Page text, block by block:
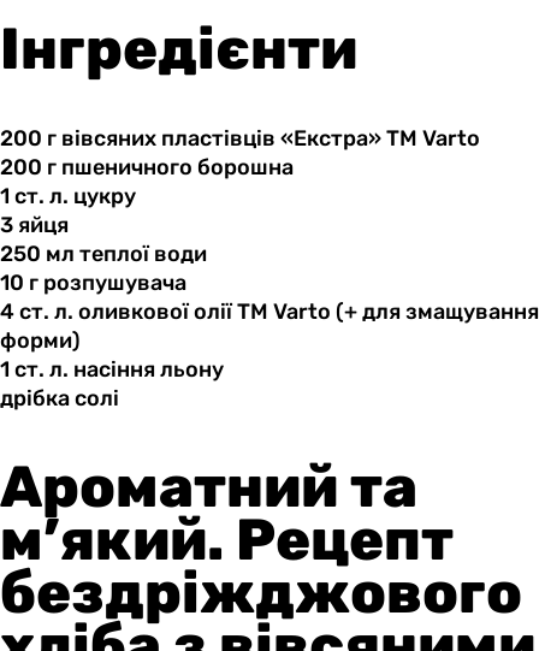
Інгредієнти
200 г вівсяних пластівців «Екстра» ТМ Varto
200 г пшеничного борошна
1 ст. л. цукру
3 яйця
250 мл теплоїводи
10 г розпушувача
4 ст. л. оливкової олії ТМ Varto (+ для змащування
форми)
1 ст. л. насіння льону
дрібка солі
Ароматний та
м’який. Рецепт
бездріжджового